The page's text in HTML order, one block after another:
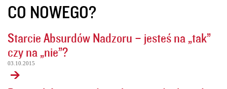
CO NOWEGO?
Starcie Absurdów Nadzoru – jesteś na „tak”
czy na „nie”?
03.10.2015